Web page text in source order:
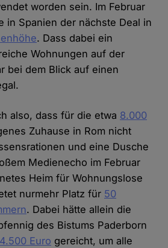
worden sein. Im Februar
in Spanien der nächste Deal in
. Dass dabei ein
Wohnungen auf der
bei dem Blick auf einen
also, dass für die etwa 8.000
Zuhause in Rom nicht
und eine Dusche
Medienecho im Februar
Heim für Wohnungslose
nurmehr Platz für 50
. Dabei hätte allein die
des Bistums Paderborn
Euro gereicht, um alle